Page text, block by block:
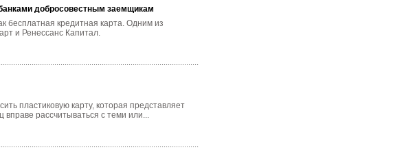
добросовестным заемщикам
бесплатная кредитная карта. Одним из
и Ренессанс Капитал.
пластиковую карту, которая представляет
рассчитываться с теми или...